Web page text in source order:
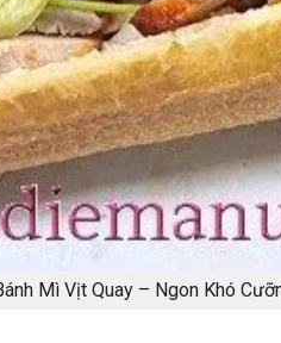
Mì Vịt Quay – Ngon Khó